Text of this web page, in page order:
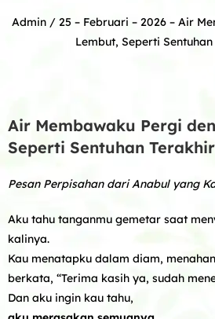
Admin / 25 – Februari – 2026 – Air
Lembut, Seperti
Air Membawaku Pergi
Seperti Sentuhan
Pesan Perpisahan dari Anabul yang
Aku tahu tanganmu gemetar saat
kalinya.
Kau menatapku dalam diam,
berkata, “Terima kasih ya, sudah
Dan aku ingin kau tahu,